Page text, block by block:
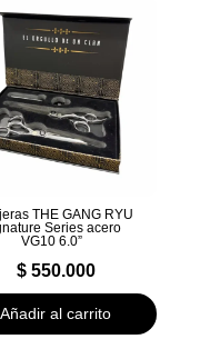
THE GANG RYU
Series acero
VG10 6.0”
$550.000
Añadir al carrito